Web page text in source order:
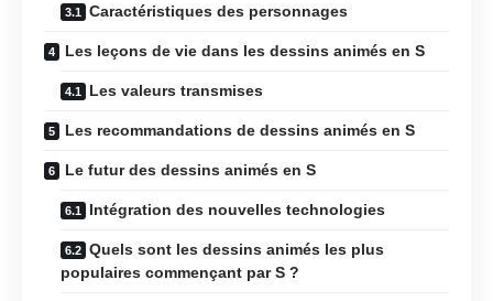
Caractéristiques des personnages
Les leçons de vie dans les dessins animés en S
Les valeurs transmises
Les recommandations de dessins animés en S
Le futur des dessins animés en S
Intégration des nouvelles technologies
Quels sont les dessins animés les plus
populaires commençant par S ?